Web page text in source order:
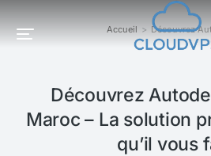
Vous êtes ici : Accueil Découvrez
Découvrez
Maroc – La solution
qu’il vous